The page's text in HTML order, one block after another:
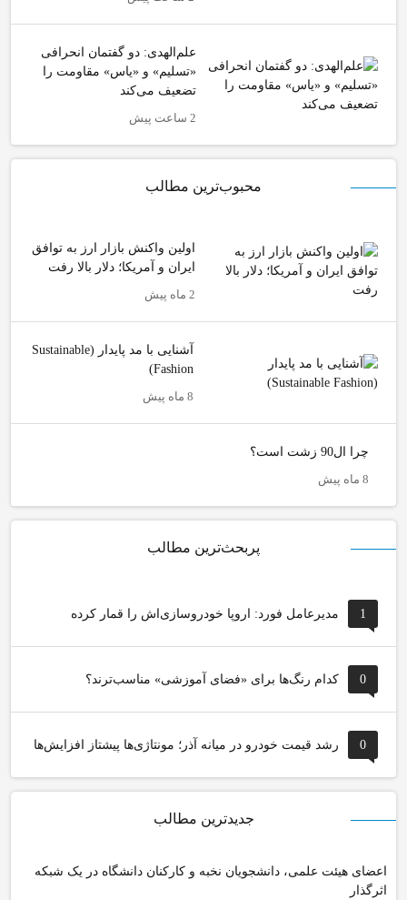
علم‌الهدی: دو گفتمان انحرافی
«تسلیم» و «یاس» مقاومت را
تضعیف می‌کند
2 ساعت پیش
محبوب‌ترین مطالب
اولین واکنش بازار ارز به توافق
ایران و آمریکا؛ دلار بالا رفت
2 ماه پیش
آشنایی با مد پایدار (Sustainable
Fashion)
8 ماه پیش
چرا ال90 زشت است؟
8 ماه پیش
پربحث‌ترین مطالب
1 مدیرعامل فورد: اروپا خودروسازی‌اش را قمار کرده
0 کدام رنگ‌ها برای «فضای آموزشی» مناسب‌ترند؟
0 رشد قیمت خودرو در میانه آذر؛ مونتاژی‌ها پیشتاز افزایش‌ها
جدیدترین مطالب
اعضای هیئت علمی، دانشجویان نخبه و کارکنان دانشگاه در یک شبکه‌
اثرگذار